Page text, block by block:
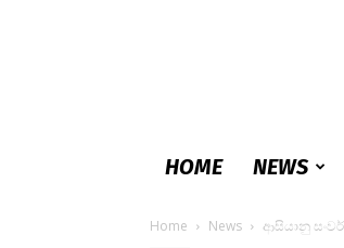
HOME NEWS
Home News ආසියානු